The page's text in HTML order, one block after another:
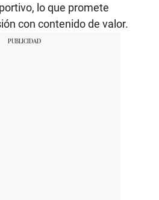
lo que promete
con contenido de valor.